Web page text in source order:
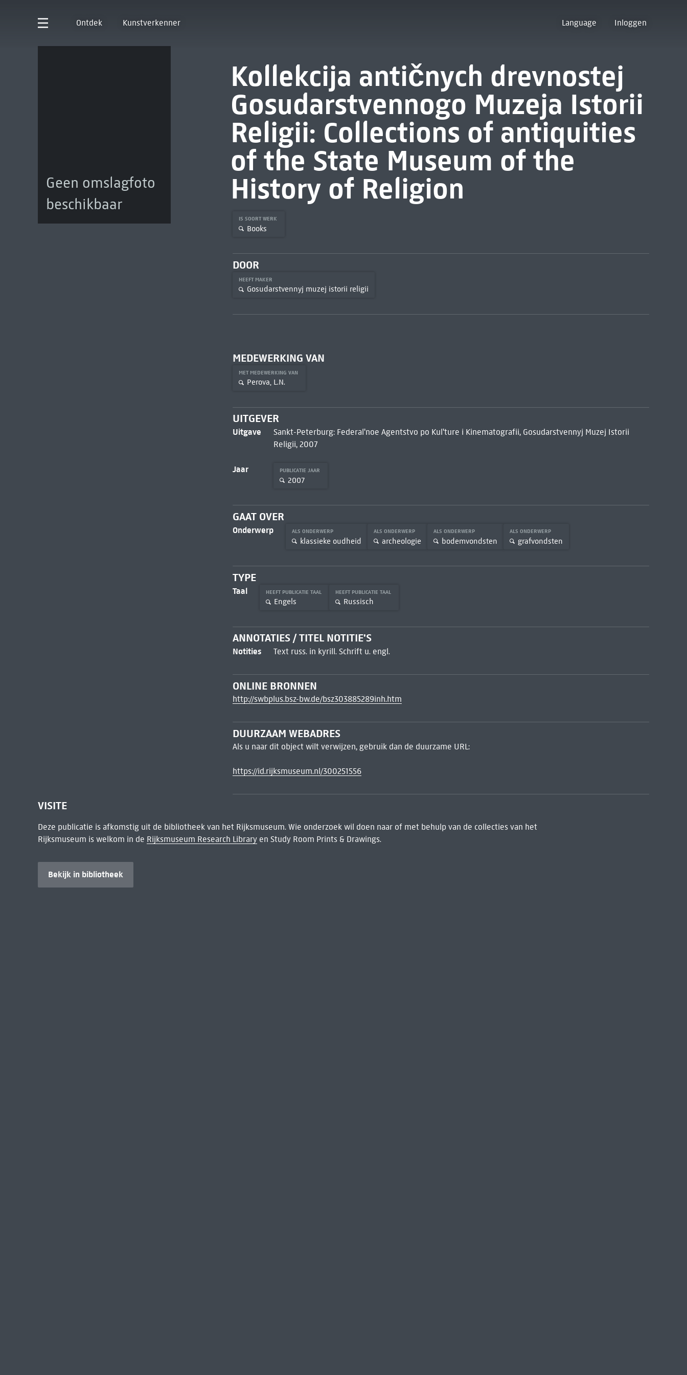
Ontdek Kunstverkenner Language Inloggen
Geen omslagfoto
beschikbaar
Kollekcija antičnych drevnostej
Gosudarstvennogo Muzeja Istorii
Religii: Collections of antiquities
of the State Museum of the
History of Religion
IS SOORT WERK
Books
DOOR
HEEFT MAKER
Gosudarstvennyj muzej istorii religii
MEDEWERKING VAN
MET MEDEWERKING VAN
Perova, L.N.
UITGEVER
Uitgave
Sankt-Peterburg: Federalʹnoe Agentstvo po Kulʹture i Kinematografii, Gosudarstvennyj Muzej Istorii
Religii, 2007
Jaar PUBLICATIE JAAR
2007
GAAT OVER
Onderwerp ALS ONDERWERP
klassieke oudheid
ALS ONDERWERP
archeologie
ALS ONDERWERP
bodemvondsten
ALS ONDERWERP
grafvondsten
TYPE
Taal HEEFT PUBLICATIE TAAL
Engels
HEEFT PUBLICATIE TAAL
Russisch
ANNOTATIES / TITEL NOTITIE'S
Notities Text russ. in kyrill. Schrift u. engl.
ONLINE BRONNEN
http://swbplus.bsz-bw.de/bsz303885289inh.htm
DUURZAAM WEBADRES
Als u naar dit object wilt verwijzen, gebruik dan de duurzame URL:
https://id.rijksmuseum.nl/300251556
VISITE
Deze publicatie is afkomstig uit de bibliotheek van het Rijksmuseum. Wie onderzoek wil doen naar of met behulp van de collecties van het
Rijksmuseum is welkom in de Rijksmuseum Research Libraryen Study Room Prints & Drawings.
Bekijk in bibliotheek